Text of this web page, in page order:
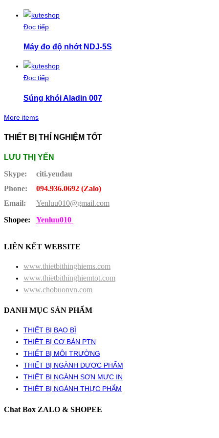
Đọc tiếp
Máy đo độ nhớt NDJ-5S
Đọc tiếp
Súng khói Aladin 007
More items
THIẾT BỊ THÍ NGHIỆM TỐT
LƯU THỊ YẾN
Skype:
citi.yeudau
Phone:
094.936.0692 (Zalo)
Email:
Yenluu010@gmail.com
Shopee:
Yenluu010
LIÊN KẾT WEBSITE
www.thietbithinghiems.com
www.thietbithinghiemtot.com
www.chobuonvn.com
DANH MỤC SẢN PHẨM
THIẾT BỊ BAO BÌ
THIẾT BỊ CƠ BẢN PTN
THIẾT BỊ MÔI TRƯỜNG
THIẾT BỊ NGÀNH DƯỢC PHẨM
THIẾT BỊ NGÀNH SƠN MỰC IN
THIẾT BỊ NGÀNH THỰC PHẨM
Chat Box ZALO & SHOPEE